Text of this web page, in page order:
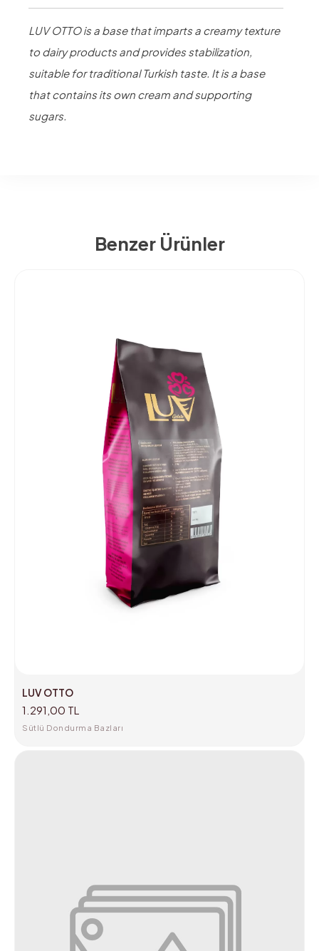
LUV OTTO is a base that imparts a creamy texture
to dairy products and provides stabilization,
suitable for traditional Turkish taste. It is a base
that contains its own cream and supporting
sugars.
Benzer Ürünler
LUV OTTO
1.291,00 TL
Sütlü Dondurma Bazları